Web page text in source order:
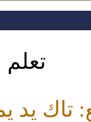
تاك يد